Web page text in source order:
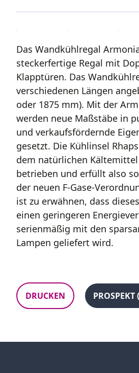
Das Wandkühlregal
steckerfertige Regal mit
Klapptüren. Das
verschiedenen Längen
oder 1875 mm). Mit der
werden neue Maßstäbe in
und verkaufsfördernde
gesetzt. Die Kühlinsel
dem natürlichen
betrieben und erfüllt also
der neuen F-Gase-
ist zu erwähnen, dass
einen geringeren
serienmäßig mit den
Lampen geliefert wird.
DRUCKEN PROSPEKT